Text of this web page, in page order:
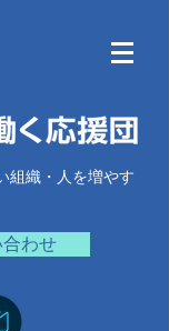
組織・人を増やす
わせ